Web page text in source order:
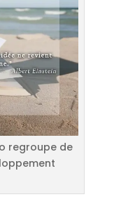
regroupe de